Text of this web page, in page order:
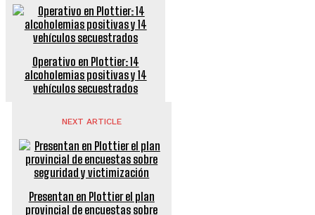
Operativo en Plottier: 14
alcoholemias positivas y 14
vehículos secuestrados
NEXT ARTICLE
Presentan en Plottier el plan
provincial de encuestas sobre